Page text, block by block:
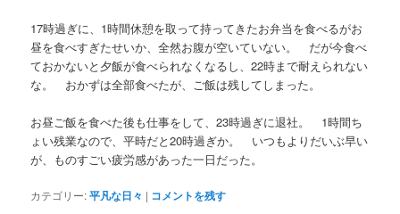
17時過ぎに、1時間休憩を取って持ってきたお弁当を食べるがお
昼を食べすぎたせいか、全然お腹が空いていない。 だが今食べ
ておかないと夕飯が食べられなくなるし、22時まで耐えられない
な。 おかずは全部食べたが、ご飯は残してしまった。
お昼ご飯を食べた後も仕事をして、23時過ぎに退社。 1時間ち
ょい残業なので、平時だと20時過ぎか。 いつもよりだいぶ早い
が、ものすごい疲労感があった一日だった。
カテゴリー:平凡な日々 | コメントを残す